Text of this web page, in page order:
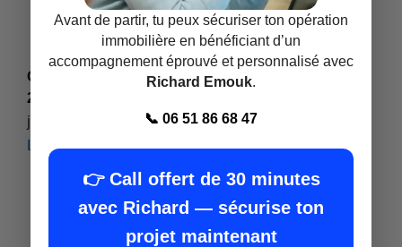
Où acheter une formation promoteur immobilier
2025 ?
juillet 14, 2025
Lire plus »
Avant de partir, tu peux sécuriser ton opération
immobilière en bénéficiant d’un
accompagnement éprouvé et personnalisé avec
Richard Emouk.
📞 06 51 86 68 47
👉 Call offert de 30 minutes
avec Richard — sécurise ton
projet maintenant